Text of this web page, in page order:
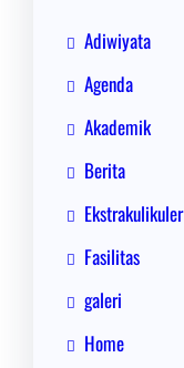
Adiwiyata
Agenda
Akademik
Berita
Ekstrakulikuler
Fasilitas
galeri
Home